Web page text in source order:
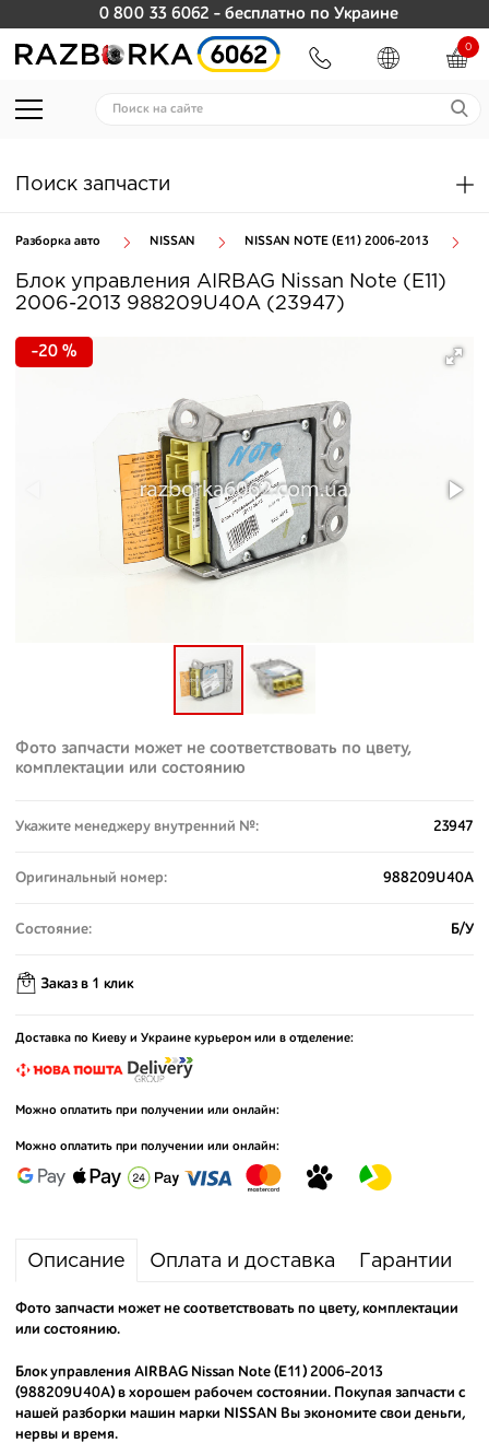
0 800 33 6062 - бесплатно по Украине
0
Поиск запчасти
Разборка авто NISSAN NISSAN NOTE (E11) 2006-2013
Блок управления AIRBAG Nissan Note (E11)
2006-2013 988209U40A (23947)
-20 %
Фото запчасти может не соответствовать по цвету,
комплектации или состоянию
Укажите менеджеру внутренний №: 23947
Оригинальный номер: 988209U40A
Состояние: Б/У
Заказ в 1 клик
Доставка по Киеву и Украине курьером или в отделение:
Можно оплатить при получении или онлайн:
Можно оплатить при получении или онлайн:
Описание Оплата и доставка Гарантии
Фото запчасти может не соответствовать по цвету, комплектации
или состоянию.
Блок управления AIRBAG Nissan Note (E11) 2006-2013
(988209U40A) в хорошем рабочем состоянии. Покупая запчасти с
нашей разборки машин марки NISSAN Вы экономите свои деньги,
нервы и время.